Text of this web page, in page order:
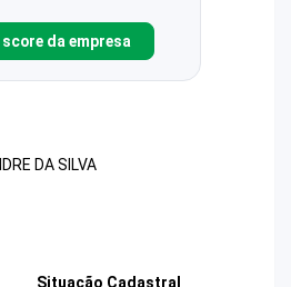
da empresa
DA SILVA
Situação Cadastral